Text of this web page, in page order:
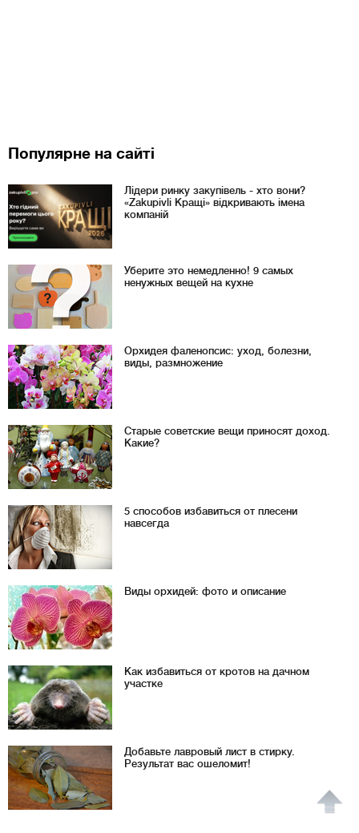
Популярне на сайті
Лідери ринку закупівель - хто вони?
«Zakupivli Кращі» відкривають імена
компаній
Уберите это немедленно! 9 самых
ненужных вещей на кухне
Орхидея фаленопсис: уход, болезни,
виды, размножение
Старые советские вещи приносят доход.
Какие?
5 способов избавиться от плесени
навсегда
Виды орхидей: фото и описание
Как избавиться от кротов на дачном
участке
Добавьте лавровый лист в стирку.
Результат вас ошеломит!